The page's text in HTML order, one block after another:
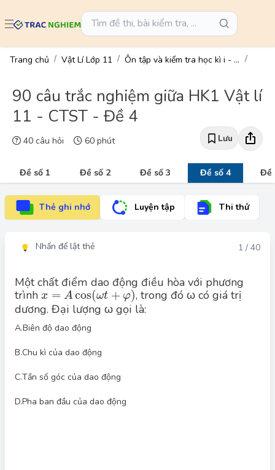
Trang chủ Vật Lí Lớp 11 Ôn tập và kiểm tra học kì i - vật lí 11
90 câu trắc nghiệm giữa HK1 Vật lí
11 - CTST - Đề 4
40 câu hỏi 60 phút Lưu
Đề số 1 Đề số 2 Đề số 3 Đề số 4 Đề
Thẻ ghi nhớ Luyện tập Thi thử
Nhấn để lật thẻ 1 / 40
Một chất điểm dao động điều hòa với phương
trình x = Acos(ωt + φ)
x=Acos(ωt+φ)
, trong đó ω có giá trị
dương. Đại lượng ω gọi là:
A.Biên độ dao động
B.Chu kì của dao động
C.Tần số góc của dao động
D.Pha ban đầu của dao động
Đại lượng ω gọi là Tần số góc của dao động